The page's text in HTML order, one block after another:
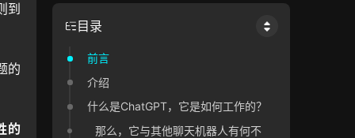
到
的
的
目录
前言
介绍
什么是ChatGPT，它是如何工作的？
那么，它与其他聊天机器人有何不